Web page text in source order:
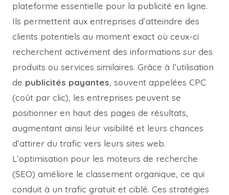
plateforme essentielle pour la publicité en ligne.
Ils permettent aux entreprises d’atteindre des
clients potentiels au moment exact où ceux-ci
recherchent activement des informations sur des
produits ou services similaires. Grâce à l’utilisation
de publicités payantes, souvent appelées CPC
(coût par clic), les entreprises peuvent se
positionner en haut des pages de résultats,
augmentant ainsi leur visibilité et leurs chances
d’attirer du trafic vers leurs sites web.
L’optimisation pour les moteurs de recherche
(SEO) améliore le classement organique, ce qui
conduit à un trafic gratuit et ciblé. Ces stratégies